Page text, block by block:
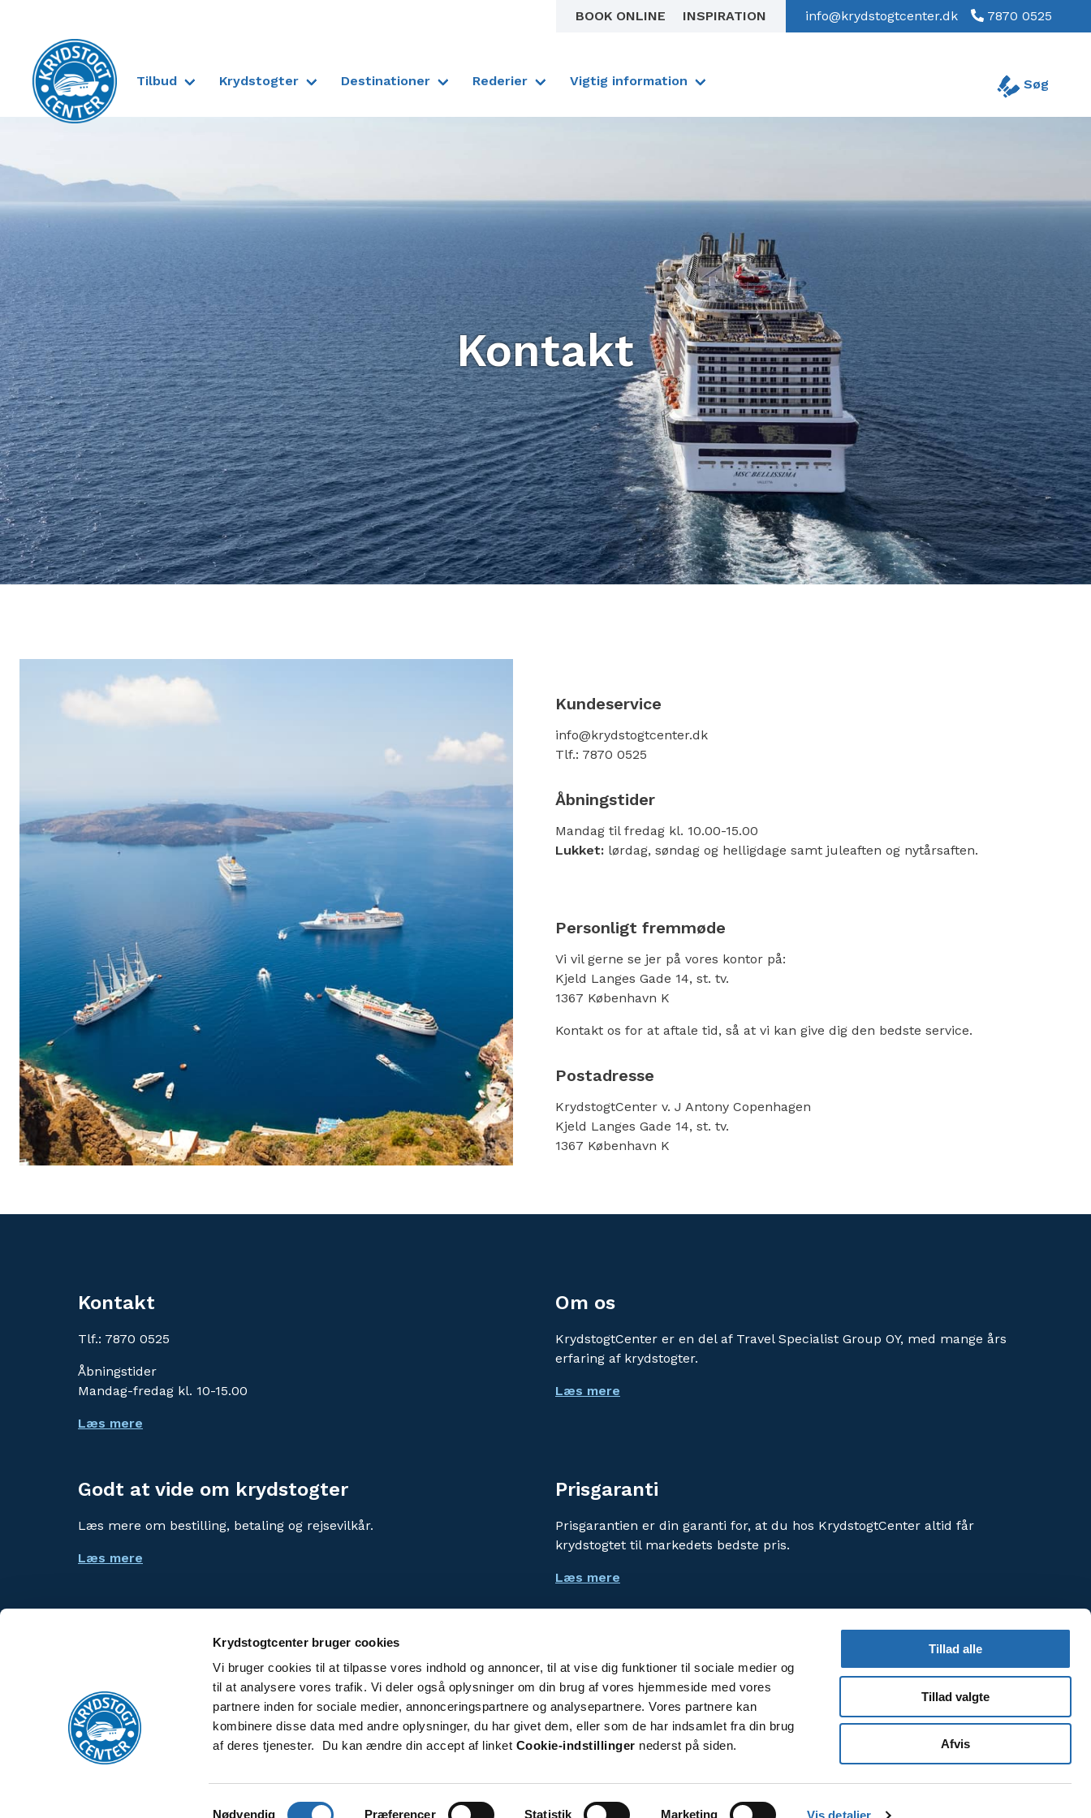
Krydstogtcenter bruger cookies
Vi bruger cookies til at tilpasse vores indhold og annoncer, til at vise dig funktioner til sociale medier og
til at analysere vores trafik. Vi deler også oplysninger om din brug af vores hjemmeside med vores
partnere inden for sociale medier, annonceringspartnere og analysepartnere. Vores partnere kan
kombinere disse data med andre oplysninger, du har givet dem, eller som de har indsamlet fra din brug
af deres tjenester. Du kan ændre din accept af linket Cookie-indstillinger nederst på siden.
Samtykkevalg
Nødvendig Præferencer Statistik Marketing Vis detaljer
Tillad alle
Tillad valgte
Afvis
BOOK ONLINE INSPIRATION info@krydstogtcenter.dk 7870 0525
Til forsiden
Tilbud Krydstogter Destinationer Rederier Vigtig information Søg
Kontakt
Kundeservice
info@krydstogtcenter.dk
Tlf.: 7870 0525
Åbningstider
Mandag til fredag kl. 10.00-15.00
Lukket: lørdag, søndag og helligdage samt juleaften og nytårsaften.
Personligt fremmøde
Vi vil gerne se jer på vores kontor på:
Kjeld Langes Gade 14, st. tv.
1367 København K
Kontakt os for at aftale tid, så at vi kan give dig den bedste service.
Postadresse
KrydstogtCenter v. J Antony Copenhagen
Kjeld Langes Gade 14, st. tv.
1367 København K
Kontakt
Tlf.: 7870 0525
Åbningstider
Mandag-fredag kl. 10-15.00
Læs mere
Om os
KrydstogtCenter er en del af Travel Specialist Group OY, med mange års
erfaring af krydstogter.
Læs mere
Godt at vide om krydstogter
Læs mere om bestilling, betaling og rejsevilkår.
Læs mere
Prisgaranti
Prisgarantien er din garanti for, at du hos KrydstogtCenter altid får
krydstogtet til markedets bedste pris.
Læs mere
Kryssningscenter
Vi bruger cookies for at forbedre din brugeroplevelse af hjemmesiden.
Ved at benytte denne hjemmeside, accepterer du vores
persondatapolitik.
Cookie-indstillinger